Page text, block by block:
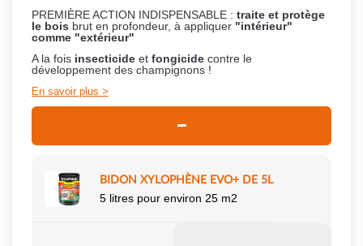
PREMIÈRE ACTION INDISPENSABLE : traite et protège
le bois brut en profondeur, à appliquer "intérieur"
comme "extérieur"
A la fois insecticide et fongicide contre le
développement des champignons !
En savoir plus
BIDON XYLOPHÈNE EVO+ DE 5L
5 litres pour environ 25 m2